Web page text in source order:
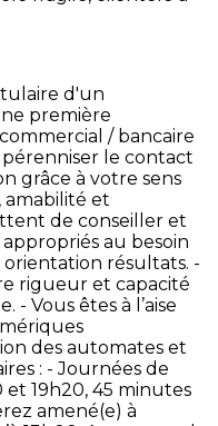
d'un
première
commercial / bancaire
pérenniser le contact
grâce à votre sens
amabilité et
de conseiller et
appropriés au besoin
orientation résultats. -
rigueur et capacité
- Vous êtes à l’aise
des automates et
: -Journées de
et 19h20, 45 minutes
amené(e) à